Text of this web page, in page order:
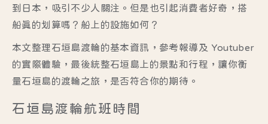
到日本，吸引不少人關注。但是也引起消費者好奇，搭
船真的划算嗎？船上的設施如何？
本文整理石垣島渡輪的基本資訊，參考報導及 Youtuber
的實際體驗，最後統整石垣島上的景點和行程，讓你衡
量石垣島的渡輪之旅，是否符合你的期待。
石垣島渡輪航班時間